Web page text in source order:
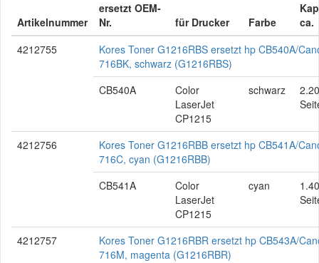
Artikelnummer
ersetzt OEM-
Nr.
für Drucker Farbe
ca.
4212755
Kores Toner G1216RBS ersetzt hp CB540A/
716BK, schwarz (G1216RBS)
CB540A
Color
LaserJet
CP1215
schwarz
4212756
Kores Toner G1216RBB ersetzt hp CB541A/
716C, cyan (G1216RBB)
CB541A
Color
LaserJet
CP1215
cyan
4212757
Kores Toner G1216RBR ersetzt hp CB543A/
716M, magenta (G1216RBR)